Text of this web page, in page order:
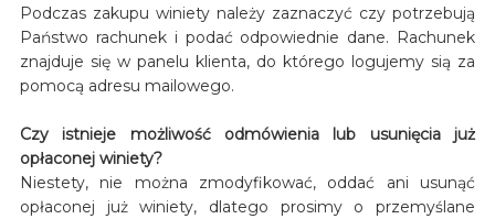
Podczas zakupu winiety należy zaznaczyć czy potrzebują
Państwo rachunek i podać odpowiednie dane. Rachunek
znajduje się w panelu klienta, do którego logujemy sią za
pomocą adresu mailowego.
Czy istnieje możliwość odmówienia lub usunięcia już
opłaconej winiety?
Niestety, nie można zmodyfikować, oddać ani usunąć
opłaconej już winiety, dlatego prosimy o przemyślane